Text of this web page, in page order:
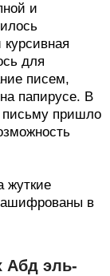
и
для
писем,
папирусе. В
письму пришло
жуткие
в
Абд эль-